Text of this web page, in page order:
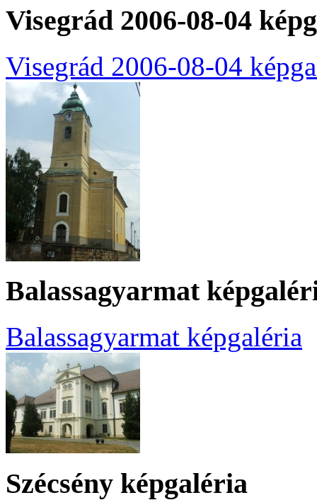
Visegrád 2006-08-04
Visegrád 2006-08-04
Balassagyarmat
Balassagyarmat képgaléria
Szécsény képgaléria